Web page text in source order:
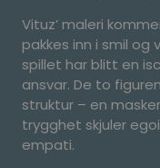
Vituz’ maleri
pakkes inn i smil
spillet har blitt en
ansvar. De to
struktur – en
trygghet skjuler
empati.